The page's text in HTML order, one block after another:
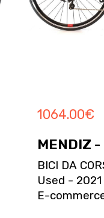
1064.00€
MENDIZ -
BICI DA
Used - 2021
E-